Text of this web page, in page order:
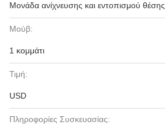
Μονάδα ανίχνευσης και εντοπισμού θέσης
Μούβ:
1 κομμάτι
Τιμή:
USD
Πληροφορίες Συσκευασίας: